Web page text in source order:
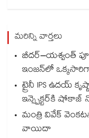
మరిన్ని వార్తలు
బీదర్–యశ్వంత్
ఇంజన్‎లో
ట్రైనీ IPS ఉదయ్
ఇన్స్పెక్టర్‎కి
మంత్రి వివేక్
వాయిదా